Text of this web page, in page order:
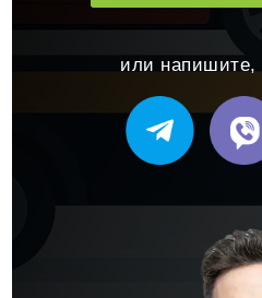
или напишите,